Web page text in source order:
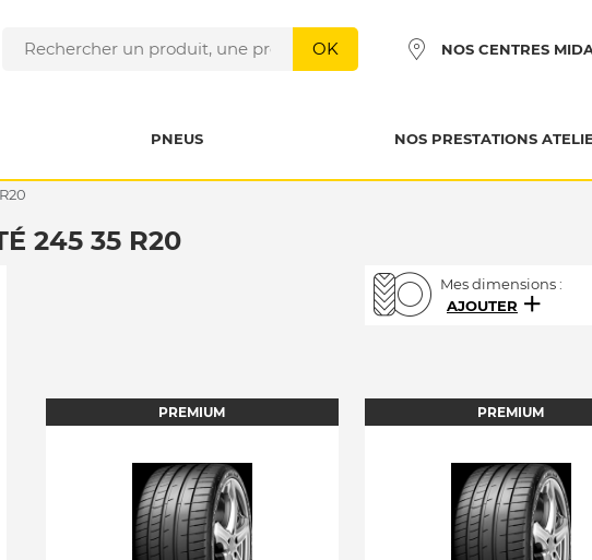
OK NOS CENTRES
PNEUS NOS PRESTATIONS
245 35 R20
Mes dimensions :
AJOUTER
PREMIUM PREMIUM